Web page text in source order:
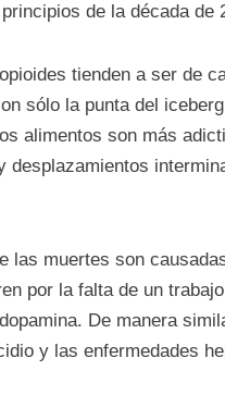
de la década de
tienden a ser de
sólo la punta del
alimentos son más
las muertes son
por la falta de un
De manera
y las enfermedades